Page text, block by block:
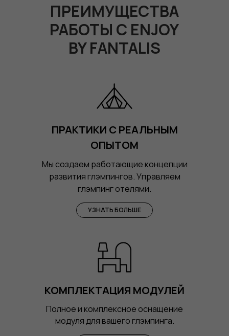
Полное и комплексное оснащение
модуля для вашего глэмпинга.
КОМПЛЕКТАЦИЯ МОДУЛЕЙ
ПРЕИМУЩЕСТВА
РАБОТЫ С ENJOY
BY FANTALIS
Мы создаем работающие концепции
развития глэмпингов. Управляем
глэмпинг отелями.
ПРАКТИКИ С РЕАЛЬНЫМ
ОПЫТОМ
УЗНАТЬ БОЛЬШЕ